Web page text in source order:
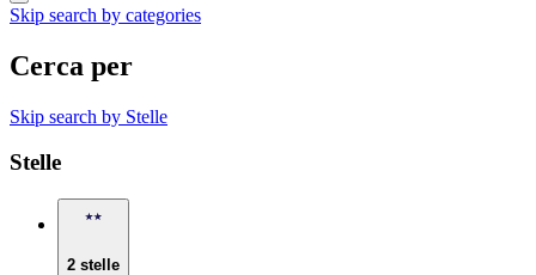
Skip search by categories
Cerca per
Skip search by Stelle
Stelle
2 stelle